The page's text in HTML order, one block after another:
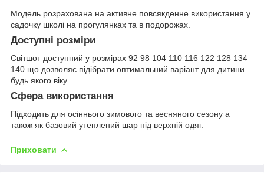
Модель розрахована на активне повсякденне використання у
садочку школі на прогулянках та в подорожах.
Доступні розміри
Світшот доступний у розмірах 92 98 104 110 116 122 128 134
140 що дозволяє підібрати оптимальний варіант для дитини
будь якого віку.
Сфера використання
Підходить для осіннього зимового та весняного сезону а
також як базовий утеплений шар під верхній одяг.
Приховати